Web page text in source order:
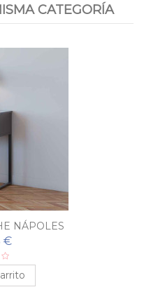
CATEGORÍA
NÁPOLES
€